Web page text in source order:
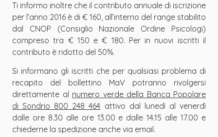
Ti informo inoltre che il contributo annuale di iscrizione
per l’anno 2016 è di € 160, all’interno del range stabilito
dal CNOP (Consiglio Nazionale Ordine Psicologi)
compreso tra € 150 e € 180. Per in nuovi iscritti il
contributo è ridotto del 50%.
Si informano gli iscritti che per qualsiasi problema di
recapito del bollettino MaV potranno rivolgersi
direttamente al numero verde della Banca Popolare
di Sondrio 800 248 464 attivo dal lunedì al venerdì
dalle ore 8.30 alle ore 13.00 e dalle 14.15 alle 17.00 e
chiederne la spedizione anche via email.